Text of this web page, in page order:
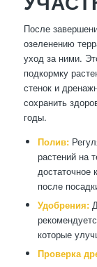
После
озеленению
уход за ними.
подкормку
стенок и
сохранить
годы.
Полив:
растений на
достаточное
после
Удобрения:
которые
Проверка